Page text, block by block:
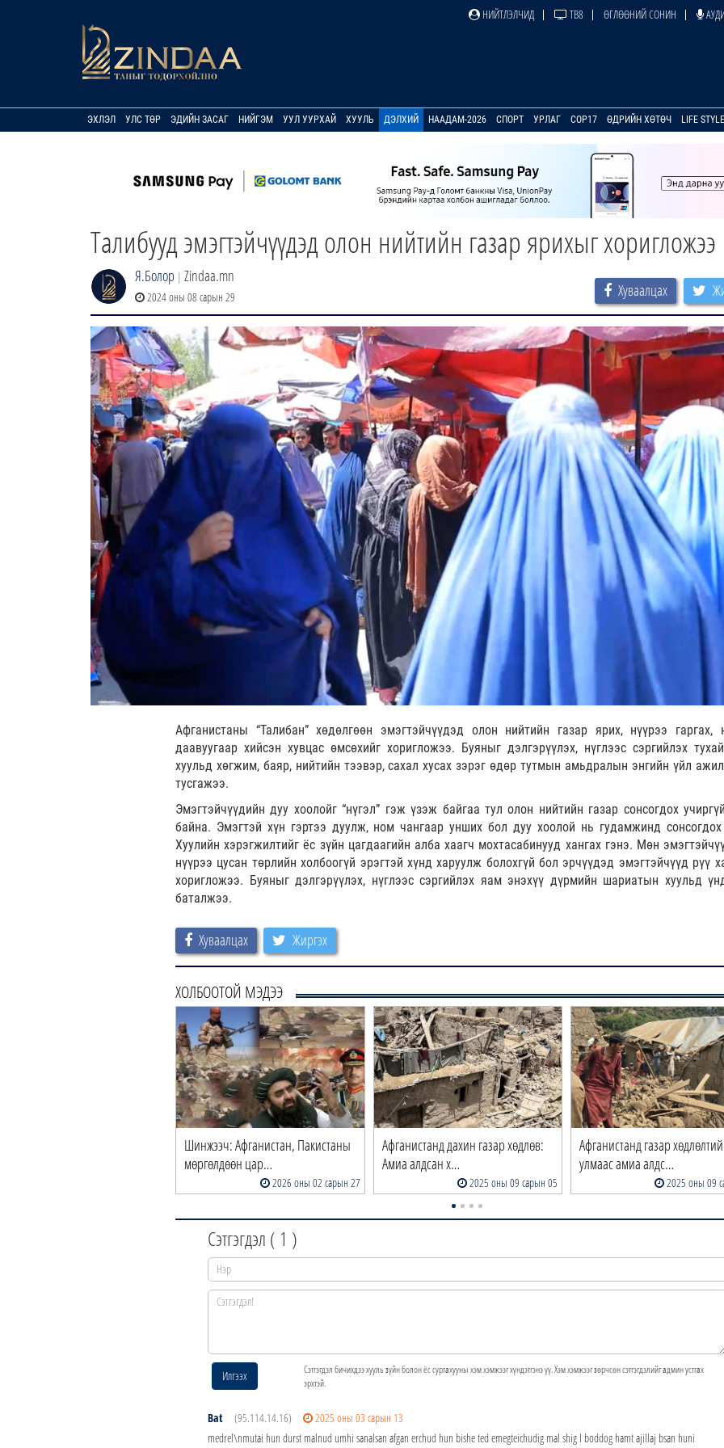
НИЙТЛЭЛЧИД ТВ8 ӨГЛӨӨНИЙ СОНИН
ЭХЛЭЛ УЛС ТӨР ЭДИЙН ЗАСАГ НИЙГЭМ УУЛ УУРХАЙ ХУУЛЬ ДЭЛХИЙ НААДАМ-2026 СПОРТ УРЛАГ COP17 ӨДРИЙН ХӨТӨЧ LIFE STYLE
Талибууд эмэгтэйчүүдэд олон нийтийн газар ярихыг хоригложээ
Я.Болор | Zindaa.mn
2024 оны 08 сарын 29 Хуваалцах
Афганистаны “Талибан” хөдөлгөөн эмэгтэйчүүдэд олон нийтийн газар ярих, нүүрээ гаргах,
даавуугаар хийсэн хувцас өмсөхийг хоригложээ. Буяныг дэлгэрүүлэх, нүглээс сэргийлэх
хуульд хөгжим, баяр, нийтийн тээвэр, сахал хусах зэрэг өдөр тутмын амьдралын энгийн үйл
тусгажээ.
Эмэгтэйчүүдийн дуу хоолойг “нүгэл” гэж үзэж байгаа тул олон нийтийн газар сонсогдох
байна. Эмэгтэй хүн гэртээ дуулж, ном чангаар унших бол дуу хоолой нь гудамжинд сонсогдох
Хуулийн хэрэгжилтийг ёс зүйн цагдаагийн алба хаагч мохтасабинууд хангах гэнэ. Мөн
нүүрээ цусан төрлийн холбоогүй эрэгтэй хүнд харуулж болохгүй бол эрчүүдэд эмэгтэйчүүд рүү
хоригложээ. Буяныг дэлгэрүүлэх, нүглээс сэргийлэх яам энэхүү дүрмийн шариатын хуульд
баталжээ.
Хуваалцах Жиргэх
ХОЛБООТОЙ МЭДЭЭ
Шинжээч: Афганистан, Пакистаны
мөргөлдөөн цар…
2026 оны 02 сарын 27
Афганистанд дахин газар хөдлөв:
Амиа алдсан х…
2025 оны 09 сарын 05
Афганистанд газар
улмаас амиа алдс…
2025 оны 09
Сэтгэгдэл ( 1 )
Илгээх
Сэтгэгдэл бичихдээ хууль зүйн болон ёс суртахууны хэм хэмжээг хүндэтгэнэ үү. Хэм хэмжээг зөрчсөн сэтгэгдэлийг админ устгах
эрхтэй.
Bat (95.114.14.16)
2025 оны 03 сарын 13
medrel\nmutai hun durst malnud umhi sanalsan afgan erchud hun bishe ted emegteichudig mal shig l boddog hamt ajillaj bsan huni